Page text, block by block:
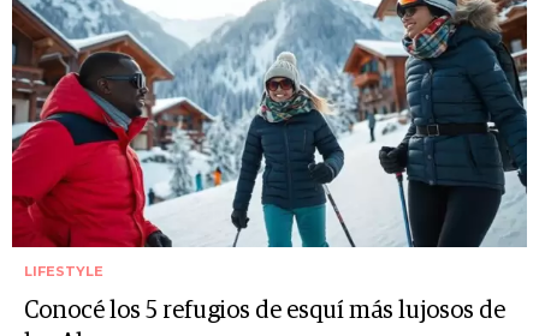
LIFESTYLE
Conocé los 5 refugios de esquí más lujosos de